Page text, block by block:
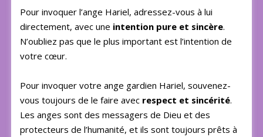
Pour invoquer l’ange Hariel, adressez-vous à lui
directement, avec une intention pure et sincère.
N’oubliez pas que le plus important est l’intention de
votre cœur.
Pour invoquer votre ange gardien Hariel, souvenez-
vous toujours de le faire avec respect et sincérité.
Les anges sont des messagers de Dieu et des
protecteurs de l’humanité, et ils sont toujours prêts à